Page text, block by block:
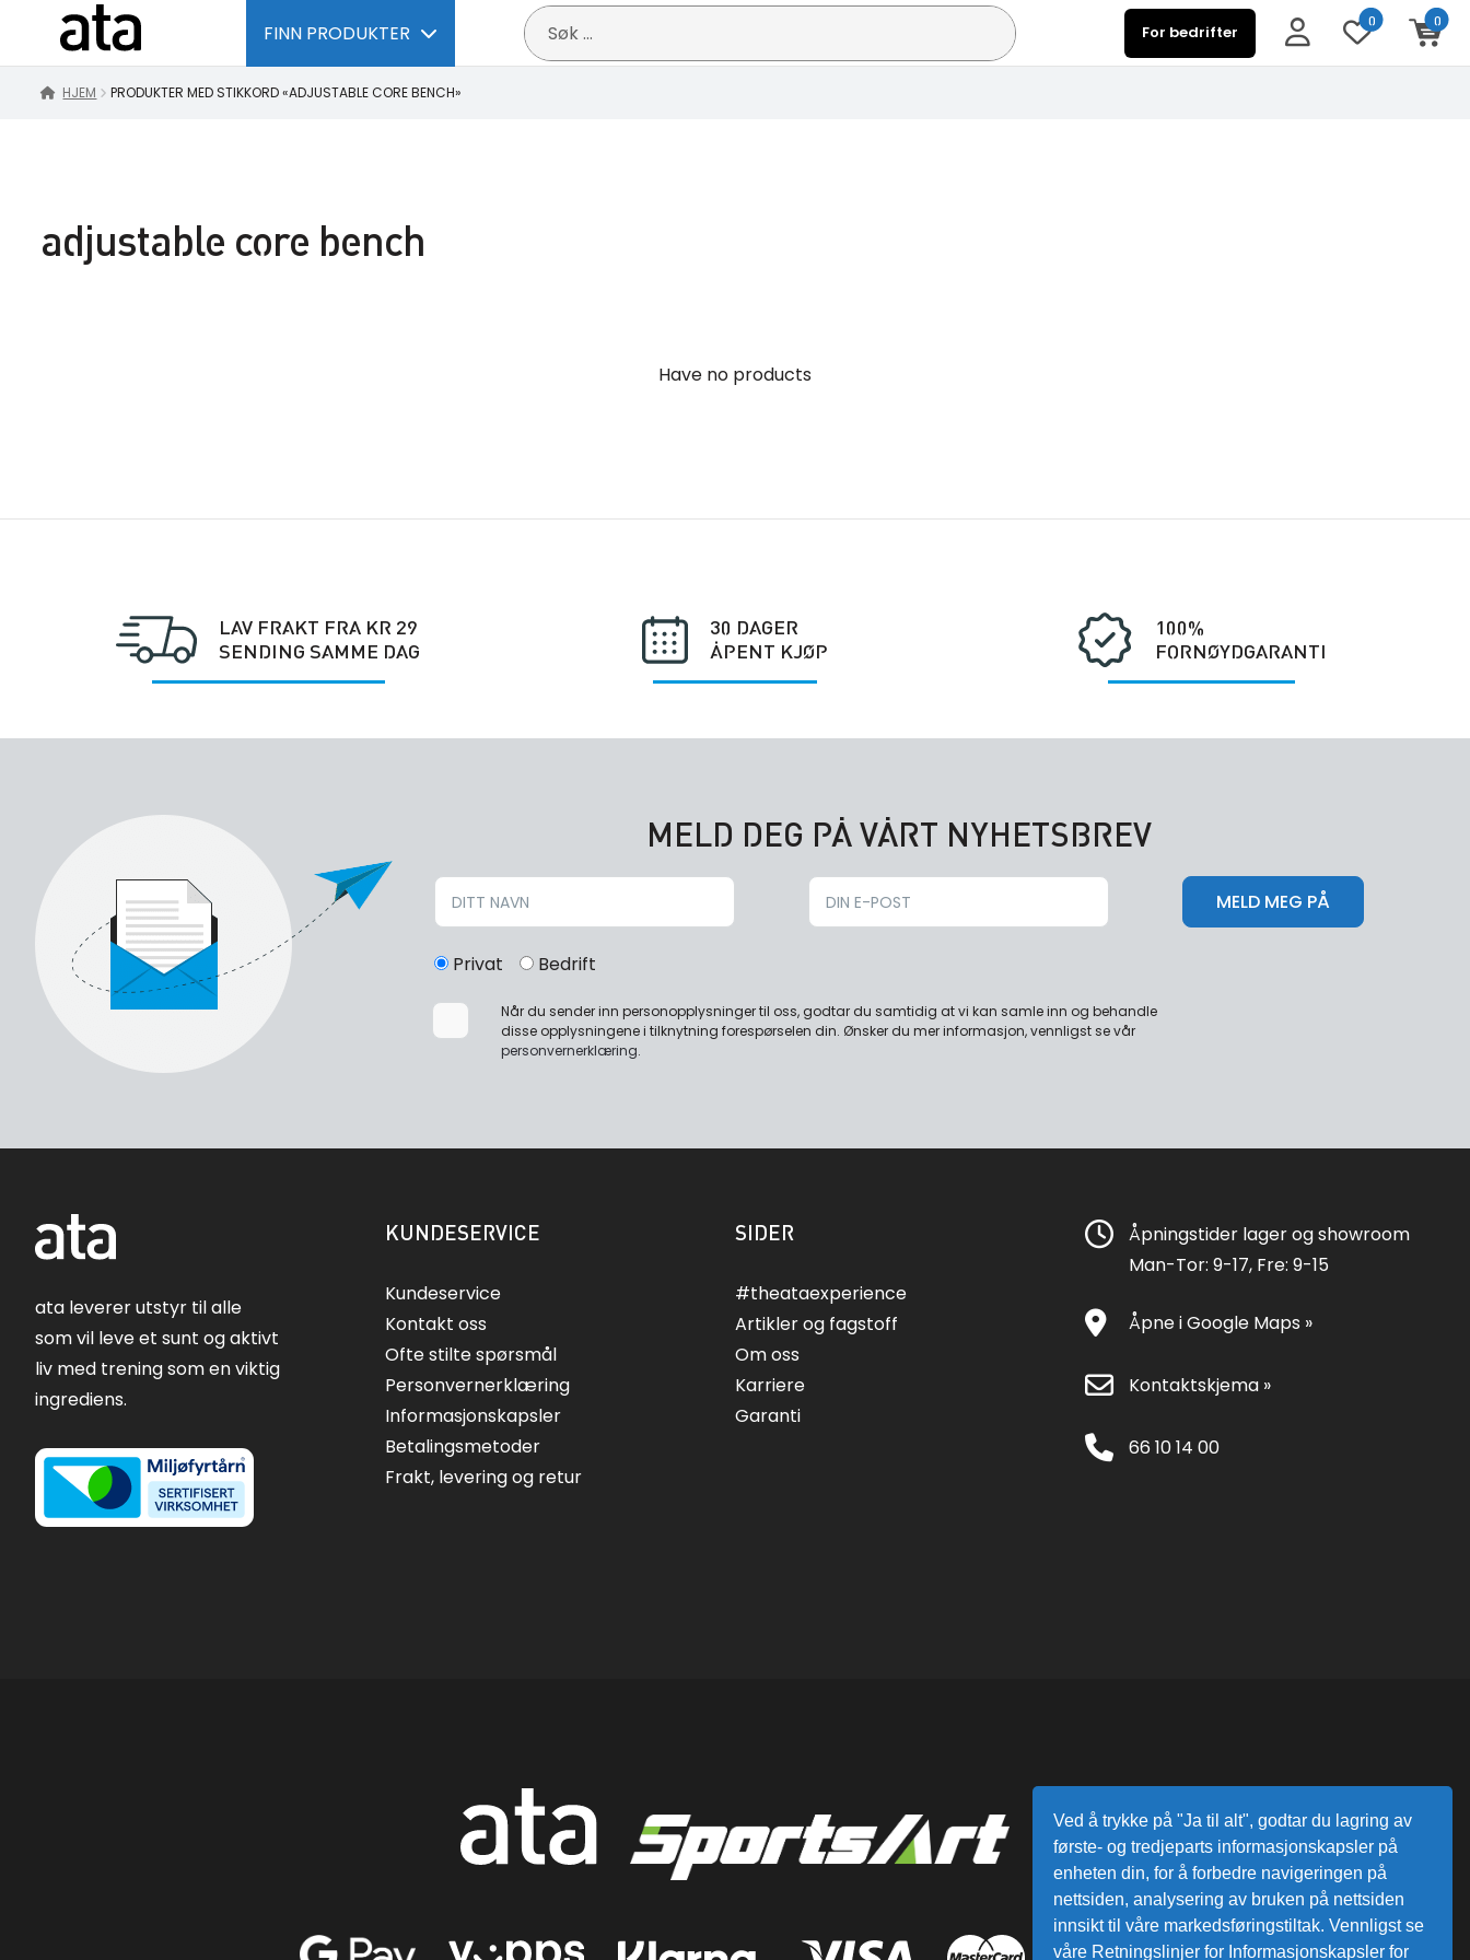
FINN PRODUKTER
Søk
etter:
For bedrifter
0 0
HJEM PRODUKTER MED STIKKORD «ADJUSTABLE CORE BENCH»
adjustable core bench
Have no products
LAV FRAKT FRA KR 29
SENDING SAMME DAG
30 DAGER
ÅPENT KJØP
100%
FORNØYDGARANTI
MELD DEG PÅ VÅRT NYHETSBREV
Privat Bedrift
Når du sender inn personopplysninger til oss, godtar du samtidig at vi kan samle inn og behandle
disse opplysningene i tilknytning forespørselen din. Ønsker du mer informasjon, vennligst se vår
personvernerklæring.
ata leverer utstyr til alle
som vil leve et sunt og aktivt
liv med trening som en viktig
ingrediens.
KUNDESERVICE
Kundeservice
Kontakt oss
Ofte stilte spørsmål
Personvernerklæring
Informasjonskapsler
Betalingsmetoder
Frakt, levering og retur
SIDER
#theataexperience
Artikler og fagstoff
Om oss
Karriere
Garanti
Åpningstider lager og showroom
Man-Tor: 9-17, Fre: 9-15
Åpne i Google Maps »
Kontaktskjema »
66 10 14 00
Ved å trykke på "Ja til alt", godtar du lagring av
første- og tredjeparts informasjonskapsler på
enheten din, for å forbedre navigeringen på
nettsiden, analysering av bruken på nettsiden
innsikt til våre markedsføringstiltak. Vennligst se
våre Retningslinjer for Informasjonskapsler for